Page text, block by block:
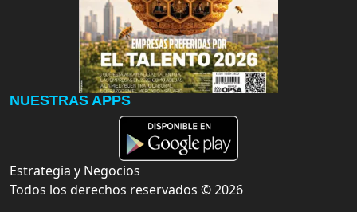
NUESTRAS APPS
Estrategia y Negocios
Todos los derechos reservados ©2026